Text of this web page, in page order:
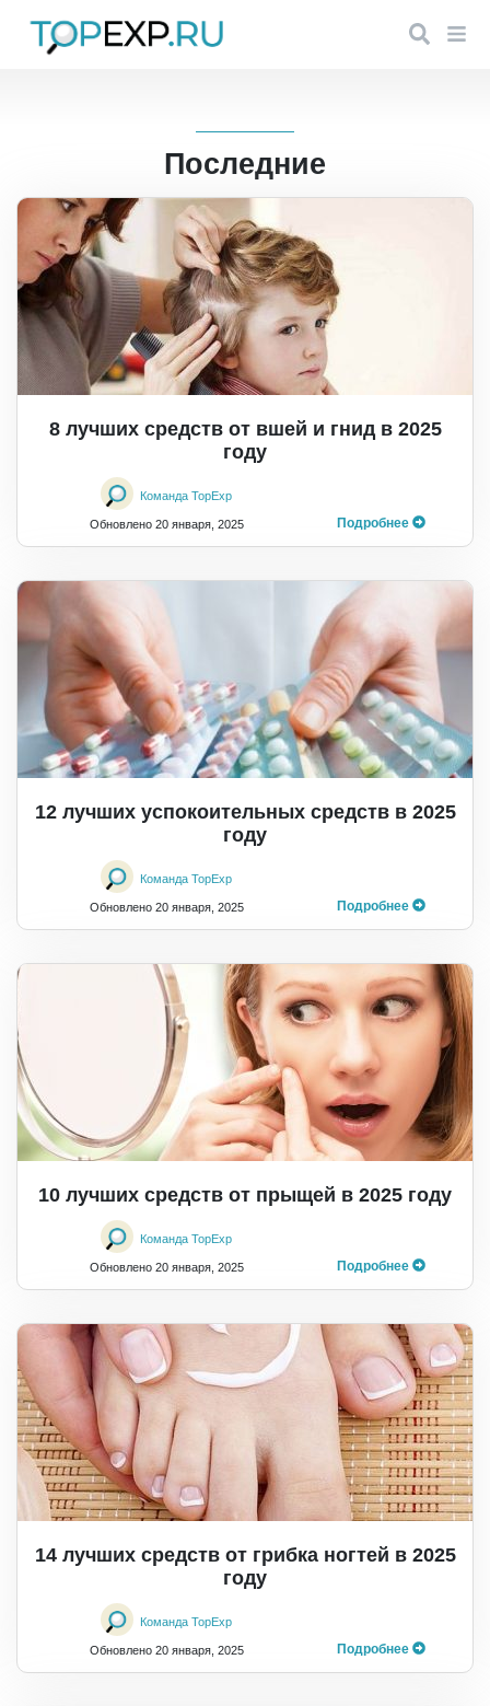
Последние
8 лучших средств от вшей и гнид в 2025
году
Команда TopExp
Обновлено 20 января, 2025 Подробнее
12 лучших успокоительных средств в 2025
году
Команда TopExp
Обновлено 20 января, 2025 Подробнее
10 лучших средств от прыщей в 2025 году
Команда TopExp
Обновлено 20 января, 2025 Подробнее
14 лучших средств от грибка ногтей в 2025
году
Команда TopExp
Обновлено 20 января, 2025 Подробнее